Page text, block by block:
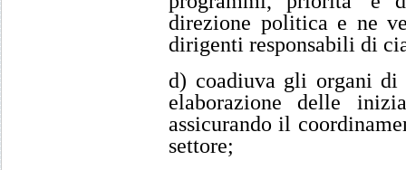
direzione politica e ne
dirigenti responsabili di
d) coadiuva gli organi
elaborazione delle
assicurando il
settore;